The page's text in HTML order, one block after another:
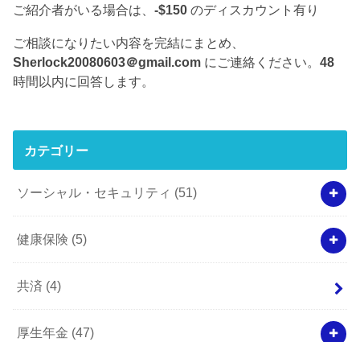
ご紹介者がいる場合は、-$150 のディスカウント有り
ご相談になりたい内容を完結にまとめ、
Sherlock20080603＠gmail.com にご連絡ください。48
時間以内に回答します。
カテゴリー
ソーシャル・セキュリティ (51)
健康保険 (5)
共済 (4)
厚生年金 (47)